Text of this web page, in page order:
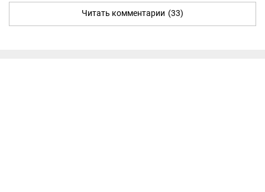
Читать комментарии (33)